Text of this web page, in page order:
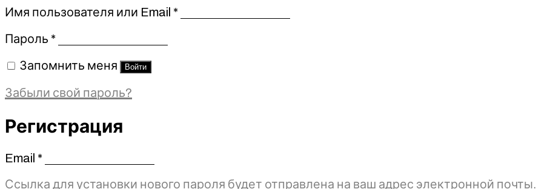
Имя пользователя или Email *Обязательно
Пароль *Обязательно
Запомнить меня Войти
Забыли свой пароль?
Регистрация
Email *Обязательно
Ссылка для установки нового пароля будет отправлена ​​на ваш адрес электронной почты.